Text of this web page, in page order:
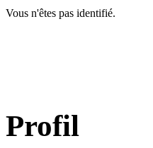
Vous n'êtes pas identifié.
Profil